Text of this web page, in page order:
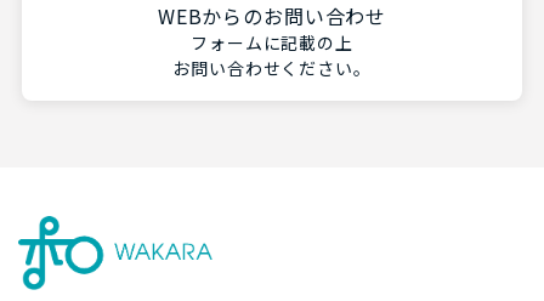
WEBからのお問い合わせ
フォームに記載の上
お問い合わせください。